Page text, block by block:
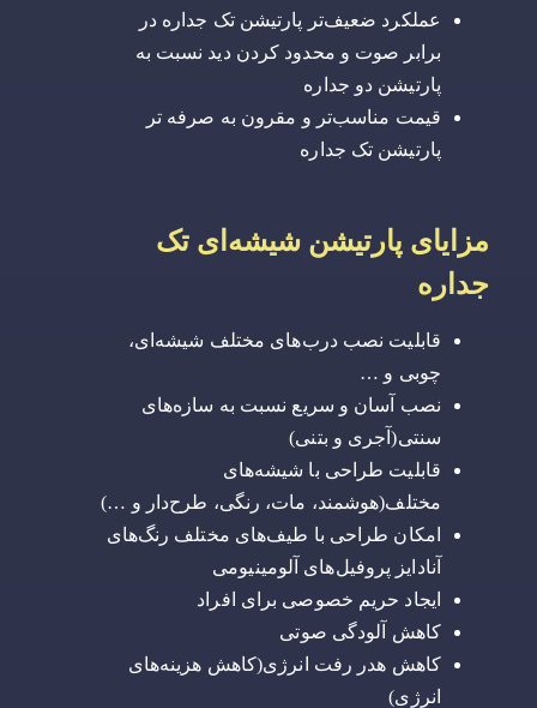
عملکرد ضعیف‌تر پارتیشن تک جداره در
برابر صوت و محدود کردن دید نسبت به
پارتیشن دو جداره
قیمت مناسب‌تر و مقرون به صرفه تر
پارتیشن تک جداره
مزایای پارتیشن شیشه‌ای تک
جداره
قابلیت نصب درب‌های مختلف شیشه‌ای،
چوبی و …
نصب آسان و سریع نسبت به سازه‌های
سنتی(آجری و بتنی)
قابلیت طراحی با شیشه‌های
مختلف(هوشمند، مات، رنگی، طرح‌دار و …)
امکان طراحی با طیف‌های مختلف رنگ‌های
آنادایز پروفیل‌های آلومینیومی
ایجاد حریم خصوصی برای افراد
کاهش آلودگی صوتی
کاهش هدر رفت انرژی(کاهش هزینه‌های
انرژی)